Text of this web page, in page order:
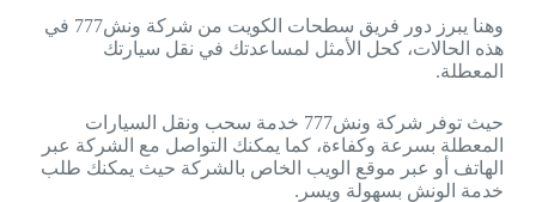
وهنا يبرز دور فريق سطحات الكويت من شركة ونش777 في
هذه الحالات، كحل الأمثل لمساعدتك في نقل سيارتك
المعطلة.
حيث توفر شركة ونش777 خدمة سحب ونقل السيارات
المعطلة بسرعة وكفاءة، كما يمكنك التواصل مع الشركة عبر
الهاتف أو عبر موقع الويب الخاص بالشركة حيث يمكنك طلب
خدمة الونش بسهولة ويسر.